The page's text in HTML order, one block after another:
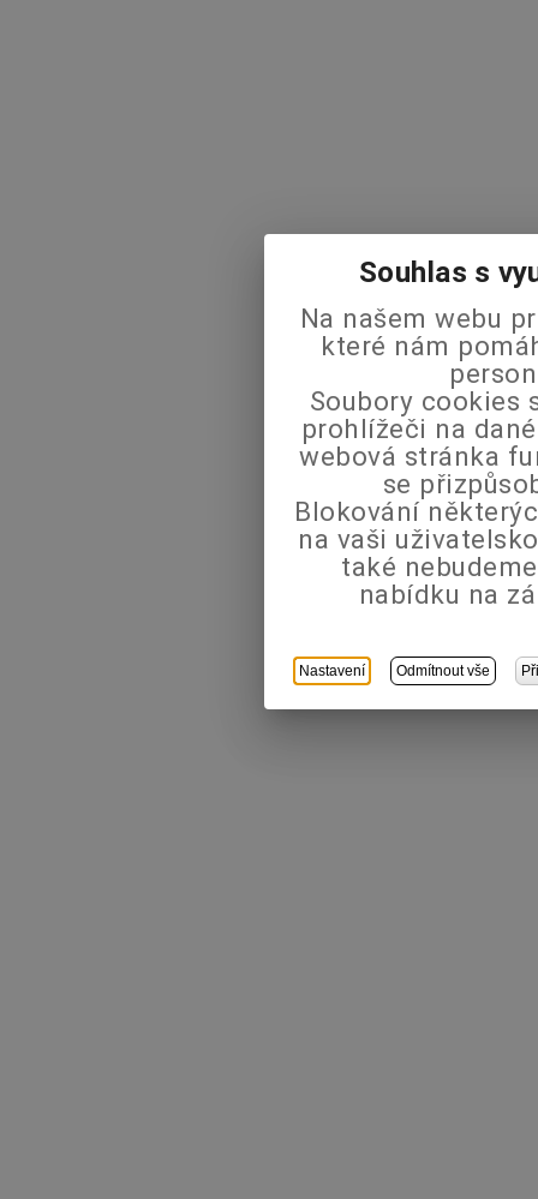
Souhlas s
Na našem webu
které nám
Soubory cookies
prohlížeči na
webová stránka
se
Blokování
na vaši
také
nabídku na
Nastavení Odmítnout vše